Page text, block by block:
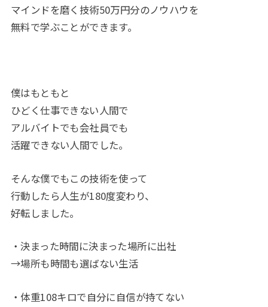
マインドを磨く技術50万円分のノウハウを
無料で学ぶことができます。
僕はもともと
ひどく仕事できない人間で
アルバイトでも会社員でも
活躍できない人間でした。
そんな僕でもこの技術を使って
行動したら人生が180度変わり、
好転しました。
・決まった時間に決まった場所に出社
→場所も時間も選ばない生活
・体重108キロで自分に自信が持てない